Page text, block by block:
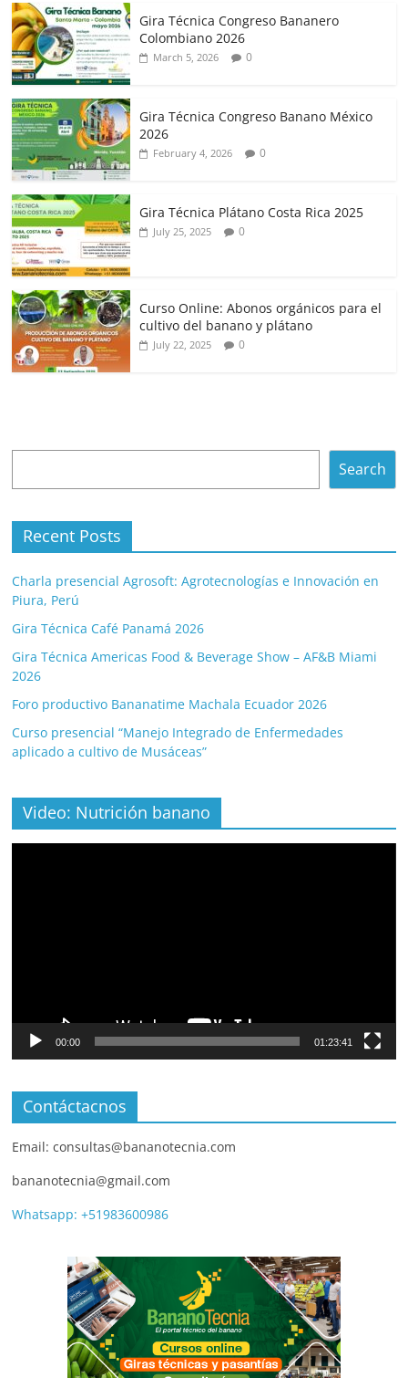
Gira Técnica Congreso Bananero
Colombiano 2026
March 5, 2026 0
Gira Técnica Congreso Banano México
2026
February 4, 2026 0
Gira Técnica Plátano Costa Rica 2025
July 25, 2025 0
Curso Online: Abonos orgánicos para el
cultivo del banano y plátano
July 22, 2025 0
Search
Recent Posts
Charla presencial Agrosoft: Agrotecnologías e Innovación en
Piura, Perú
Gira Técnica Café Panamá 2026
Gira Técnica Americas Food & Beverage Show – AF&B Miami
2026
Foro productivo Bananatime Machala Ecuador 2026
Curso presencial “Manejo Integrado de Enfermedades
aplicado a cultivo de Musáceas”
Video: Nutrición banano
00:00 01:23:41
Contáctacnos
Email: consultas@bananotecnia.com
bananotecnia@gmail.com
Whatsapp: +51983600986